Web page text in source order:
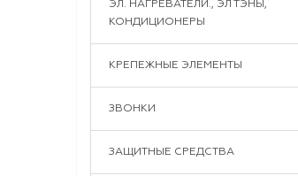
ЭЛ. НАГРЕВАТЕЛИ., ЭЛ ТЭНЫ,
КОНДИЦИОНЕРЫ
КРЕПЕЖНЫЕ ЭЛЕМЕНТЫ
ЗВОНКИ
ЗАЩИТНЫЕ СРЕДСТВА